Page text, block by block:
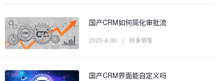
国产CRM如何简化审批流
2025-4-30 | 纷享销客
国产CRM界面能自定义吗